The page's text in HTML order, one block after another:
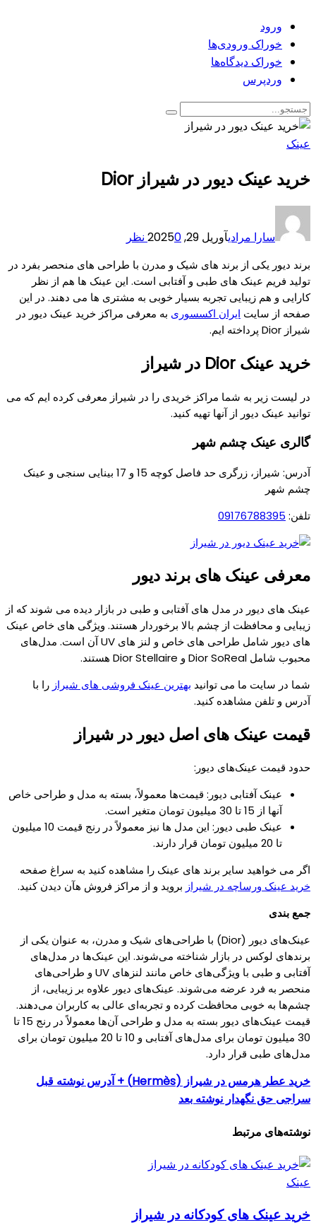
ورود
خوراک ورودی‌ها
خوراک دیدگاه‌ها
وردپرس
عینک
خرید عینک دیور در شیراز Dior
سارا مرادیآوریل 29, 2025 0 نظر
برند دیور یکی از برند های شیک و مدرن با طراحی های منحصر بفرد در
تولید فریم عینک های طبی و آفتابی است. این عینک ها هم از نظر
کارایی و هم زیبایی تجربه بسیار خوبی به مشتری ها می دهند. در این
صفحه از سایت ایران اکسسوری به معرفی مراکز خرید عینک دیور در
شیراز Dior پرداخته ایم.
خرید عینک Dior در شیراز
در لیست زیر به شما مراکز خریدی را در شیراز معرفی کرده ایم که می
توانید عینک دیور از آنها تهیه کنید.
گالری عینک چشم شهر
آدرس: شیراز، زرگری حد فاصل کوچه 15 و 17 بینایی سنجی و عینک
چشم شهر
تلفن: 09176788395
معرفی عینک های برند دیور
عینک های دیور در مدل های آفتابی و طبی در بازار دیده می شوند که از
زیبایی و محافظت از چشم بالا برخوردار هستند. ویژگی های خاص عینک
های دیور شامل طراحی های خاص و لنز های UV آن است. مدل‌های
محبوب شامل Dior SoReal و Dior Stellaire هستند.
شما در سایت ما می توانید بهترین عینک فروشی های شیراز را با
آدرس و تلفن مشاهده کنید.
قیمت عینک های اصل دیور در شیراز
حدود قیمت عینک‌های دیور:
عینک آفتابی دیور: قیمت‌ها معمولاً، بسته به مدل و طراحی خاص
آنها از 15 تا 30 میلیون تومان متغیر است.
عینک طبی دیور: این مدل‌ ها نیز معمولاً در رنج قیمت 10 میلیون
تا 20 میلیون تومان قرار دارند.
اگر می خواهید سایر برند های عینک را مشاهده کنید به سراغ صفحه
خرید عینک ورساچه در شیراز بروید و از مراکز فروش هآن دیدن کنید.
جمع بندی
عینک‌های دیور (Dior) با طراحی‌های شیک و مدرن، به عنوان یکی از
برندهای لوکس در بازار شناخته می‌شوند. این عینک‌ها در مدل‌های
آفتابی و طبی با ویژگی‌های خاص مانند لنزهای UV و طراحی‌های
منحصر به فرد عرضه می‌شوند. عینک‌های دیور علاوه بر زیبایی، از
چشم‌ها به خوبی محافظت کرده و تجربه‌ای عالی به کاربران می‌دهند.
قیمت عینک‌های دیور بسته به مدل و طراحی آن‌ها معمولاً در رنج 15 تا
30 میلیون تومان برای مدل‌های آفتابی و 10 تا 20 میلیون تومان برای
مدل‌های طبی قرار دارد.
خرید عطر هرمس در شیراز (Hermès) + آدرس
نوشته قبل
سراجی حق نگهدار نوشته بعد
نوشته‌های مرتبط
عینک
خرید عینک‌ های کودکانه در شیراز